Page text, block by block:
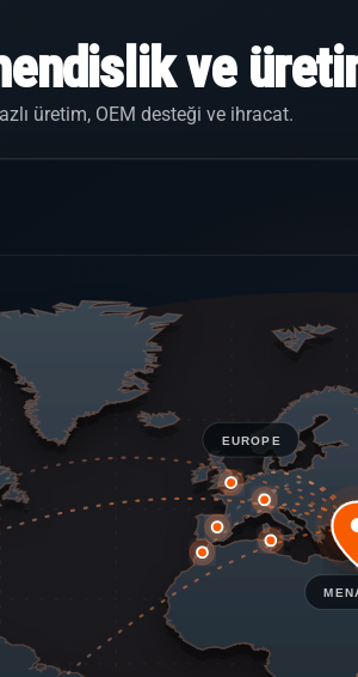
ve
üretim, OEM desteği ve ihracat.
EUROPE